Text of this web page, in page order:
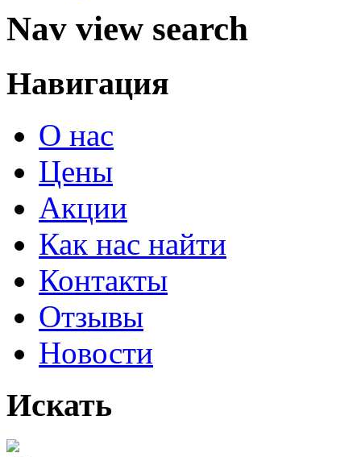
Nav view search
Навигация
О нас
Цены
Акции
Как нас найти
Контакты
Отзывы
Новости
Искать